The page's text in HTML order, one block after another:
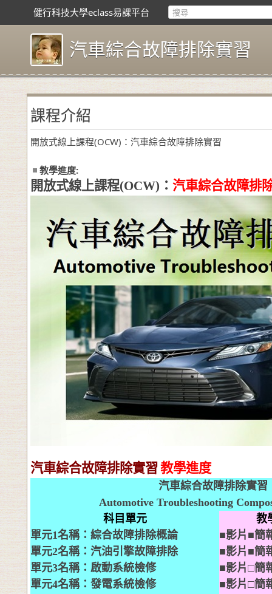
健行科技大學eclass易課平台
汽車綜合故障排除實習
課程介紹
開放式線上課程(OCW)：汽車綜合故障排除實習
教學進度:
開放式線上課程(OCW) ： 汽車綜合故障排
汽車綜合故障排除實習教學進度
汽車綜合故障排除實習
Automotive Troubleshooting
科目單元
教
單元1名稱：綜合故障排除概論
■影片■簡
單元2名稱： 汽油引擎故障排除
■影片■簡
單元3名稱： 啟動系統檢修
■影片□簡
單元4名稱：發電系統檢修
■影片□簡